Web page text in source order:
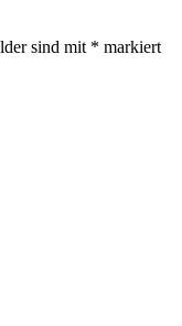
sind mit * markiert